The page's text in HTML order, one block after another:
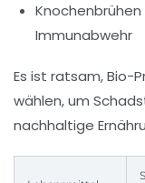
Immunabwehr
Es ist ratsam, Bio-
wählen, um
nachhaltige